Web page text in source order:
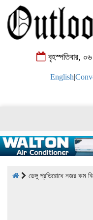
বৃহস্পতিবার,
English|
ডেঙ্গু প্রতিরোধে নজর কম